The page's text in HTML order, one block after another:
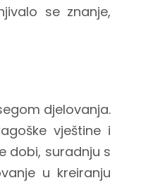
se znanje,
djelovanja.
vještine i
dobi, suradnju s
u kreiranju